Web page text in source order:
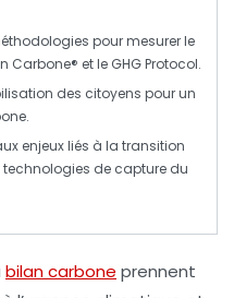
pour mesurer le
Carbone® et le GHG Protocol.
des citoyens pour un
.
enjeux liés à la transition
technologies de capture du
bilan carbone prennent